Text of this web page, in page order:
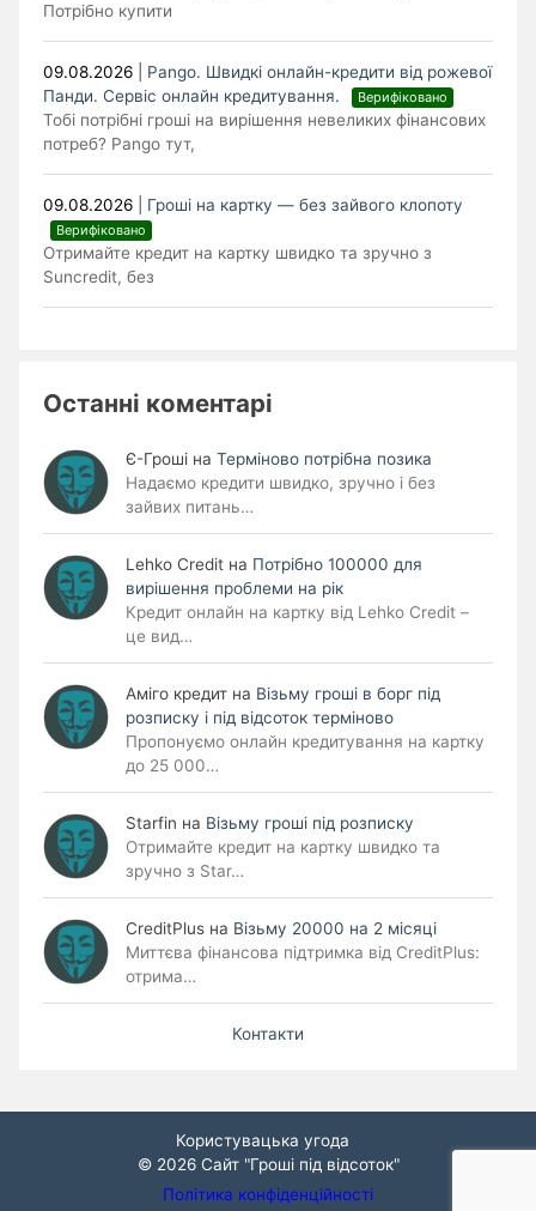
Потрібно купити
09.08.2026
Pango. Швидкі онлайн-кредити від рожевої
Панди. Cервіс онлайн кредитування.
Верифіковано
Тобі потрібні гроші на вирішення невеликих фінансових
потреб? Pango тут,
09.08.2026 Гроші на картку — без зайвого клопоту
Верифіковано
Отримайте кредит на картку швидко та зручно з
Suncredit, без
Останні коментарі
Є-Гроші на Терміново потрібна позика
Надаємо кредити швидко, зручно і без
зайвих питань…
Lehko Сredit на Потрібно 100000 для
вирішення проблеми на рік
Кредит онлайн на картку від Lehko Credit –
це вид…
Аміго кредит на Візьму гроші в борг під
розписку і під відсоток терміново
Пропонуємо онлайн кредитування на картку
до 25 000…
Starfin на Візьму гроші під розписку
Отримайте кредит на картку швидко та
зручно з Star…
CreditPlus на Візьму 20000 на 2 місяці
Миттєва фінансова підтримка від CreditPlus:
отрима…
Контакти
Користувацька угода
© 2026 Сайт "Гроші під відсоток"
Політика конфіденційності